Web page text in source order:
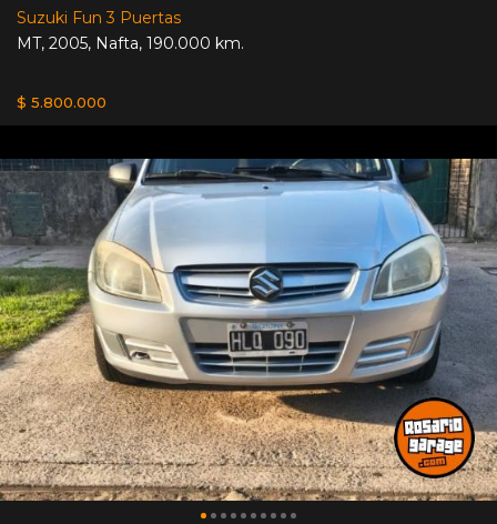
Suzuki Fun 3 Puertas
MT, 2005, Nafta, 190.000 km.
$ 5.800.000